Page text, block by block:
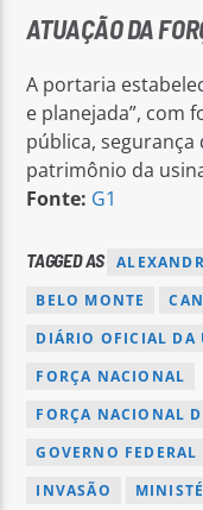
ATUAÇÃO DA
A portaria
e planejada”, com
pública, segurança
patrimônio da
Fonte: G1
TAGGED AS
BELO MONTE
DIÁRIO OFICIAL DA
FORÇA NACIONAL
FORÇA NACIONAL
GOVERNO FEDERAL
INVASÃO